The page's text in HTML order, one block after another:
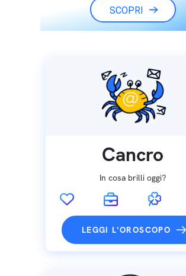
SCOPRI
Cancro
In cosa brilli oggi?
LEGGI L'OROSCOPO